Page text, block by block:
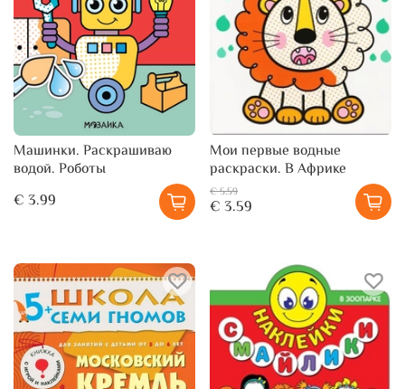
Машинки. Раскрашиваю
водой. Роботы
€ 3.99
Мои первые водные
раскраски. В Африке
€ 5.59
€ 3.59